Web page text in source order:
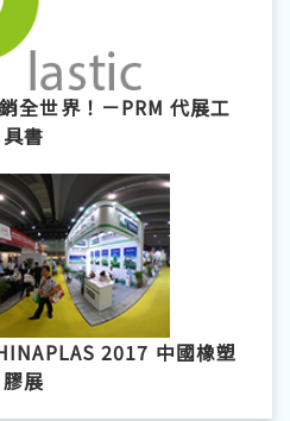
全世界！－PRM 代展工
具書
2017 中國橡塑
膠展